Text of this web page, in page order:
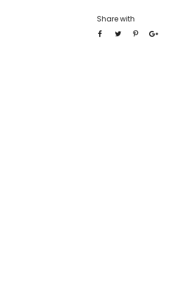
Share with